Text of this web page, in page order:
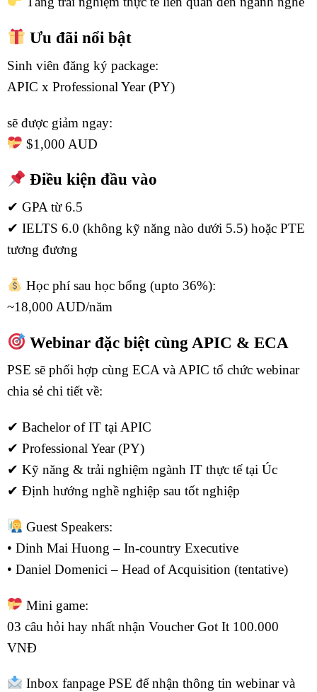
Ưu đãi nổi bật
Sinh viên đăng ký package:
APIC x Professional Year (PY)
sẽ được giảm ngay:
$1,000 AUD
Điều kiện đầu vào
✔ GPA từ 6.5
✔ IELTS 6.0 (không kỹ năng nào dưới 5.5) hoặc PTE
tương đương
Học phí sau học bổng (upto 36%):
~18,000 AUD/năm
Webinar đặc biệt cùng APIC & ECA
PSE sẽ phối hợp cùng ECA và APIC tổ chức webinar
chia sẻ chi tiết về:
✔ Bachelor of IT tại APIC
✔ Professional Year (PY)
✔ Kỹ năng & trải nghiệm ngành IT thực tế tại Úc
✔ Định hướng nghề nghiệp sau tốt nghiệp
Guest Speakers:
• Dinh Mai Huong – In-country Executive
• Daniel Domenici – Head of Acquisition (tentative)
Mini game:
03 câu hỏi hay nhất nhận Voucher Got It 100.000
VNĐ
Inbox fanpage PSE để nhận thông tin webinar và